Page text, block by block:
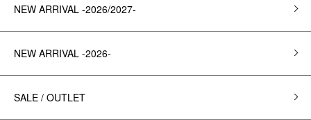
NEW ARRIVAL -2026/2027-
NEW ARRIVAL -2026-
SALE / OUTLET